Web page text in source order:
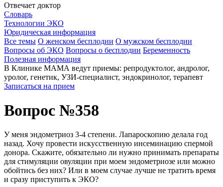
Отвечает доктор
Словарь
Технологии ЭКО
Юридическая информация
Все темы О женском бесплодии О мужском бесплодии
Вопросы об ЭКО Вопросы о бесплодии Беременность
Полезная информация
В Клинике МАМА ведут приемы: репродуктолог, андролог,
уролог, генетик, УЗИ-специалист, эндокринолог, терапевт
Записаться на прием
Вопрос №358
У меня эндометриоз 3-4 степени. Лапароскопию делала год
назад. Хочу провести искусственную инсеминацию спермой
донора. Скажите, обязательно ли нужно принимать препараты
для стимуляции овуляции при моем эндометриозе или можно
обойтись без них? Или в моем случае лучше не тратить время
и сразу приступить к ЭКО?